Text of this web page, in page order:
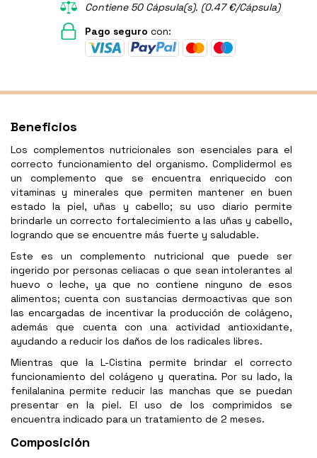
Contiene 50 Cápsula(s). (0.47 €/Cápsula)
Pago seguro con:
Beneficios
Los complementos nutricionales son esenciales para el
correcto funcionamiento del organismo. Complidermol es
un complemento que se encuentra enriquecido con
vitaminas y minerales que permiten mantener en buen
estado la piel, uñas y cabello; su uso diario permite
brindarle un correcto fortalecimiento a las uñas y cabello,
logrando que se encuentre más fuerte y saludable.
Este es un complemento nutricional que puede ser
ingerido por personas celiacas o que sean intolerantes al
huevo o leche, ya que no contiene ninguno de esos
alimentos; cuenta con sustancias dermoactivas que son
las encargadas de incentivar la producción de colágeno,
además que cuenta con una actividad antioxidante,
ayudando a reducir los daños de los radicales libres.
Mientras que la L-Cistina permite brindar el correcto
funcionamiento del colágeno y queratina. Por su lado, la
fenilalanina permite reducir las manchas que se puedan
presentar en la piel. El uso de los comprimidos se
encuentra indicado para un tratamiento de 2 meses.
Composición